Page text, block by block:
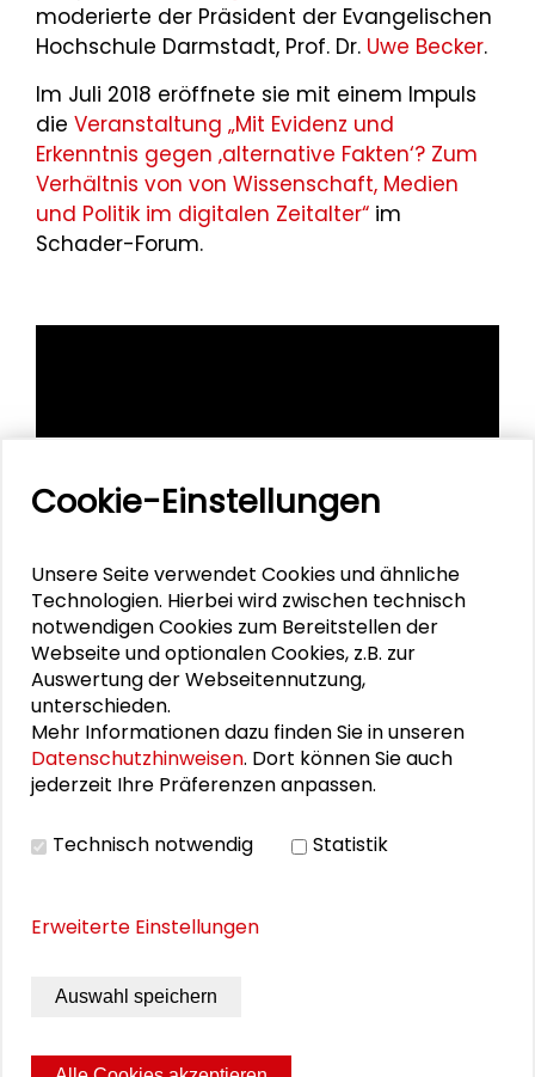
moderierte der Präsident der Evangelischen
Hochschule Darmstadt, Prof. Dr. Uwe Becker.
Im Juli 2018 eröffnete sie mit einem Impuls
die Veranstaltung „Mit Evidenz und
Erkenntnis gegen ‚alternative Fakten‘? Zum
Verhältnis von von Wissenschaft, Medien
und Politik im digitalen Zeitalter“ im
Schader-Forum.
Personen im Kontext
Christof Eichert
Alexander Gemeinhardt
Laura Pauli
Cookie-Einstellungen
Unsere Seite verwendet Cookies und ähnliche
Technologien. Hierbei wird zwischen technisch
notwendigen Cookies zum Bereitstellen der
Webseite und optionalen Cookies, z.B. zur
Auswertung der Webseitennutzung,
unterschieden.
Mehr Informationen dazu finden Sie in unseren
Datenschutzhinweisen. Dort können Sie auch
jederzeit Ihre Präferenzen anpassen.
Technisch notwendig Statistik
Erweiterte Einstellungen
Auswahl speichern